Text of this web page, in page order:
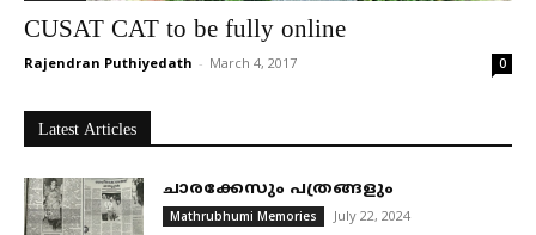
CUSAT CAT to be fully online
Rajendran Puthiyedath - March 4, 2017 0
Latest Articles
ചാരക്കേസും പത്രങ്ങളും
Mathrubhumi Memories July 22, 2024